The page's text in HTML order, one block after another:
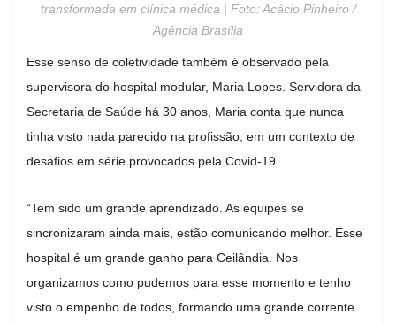
transformada em clínica médica | Foto: Acácio Pinheiro /
Agência Brasília
Esse senso de coletividade também é observado pela
supervisora do hospital modular, Maria Lopes. Servidora da
Secretaria de Saúde há 30 anos, Maria conta que nunca
tinha visto nada parecido na profissão, em um contexto de
desafios em série provocados pela Covid-19.
“Tem sido um grande aprendizado. As equipes se
sincronizaram ainda mais, estão comunicando melhor. Esse
hospital é um grande ganho para Ceilândia. Nos
organizamos como pudemos para esse momento e tenho
visto o empenho de todos, formando uma grande corrente